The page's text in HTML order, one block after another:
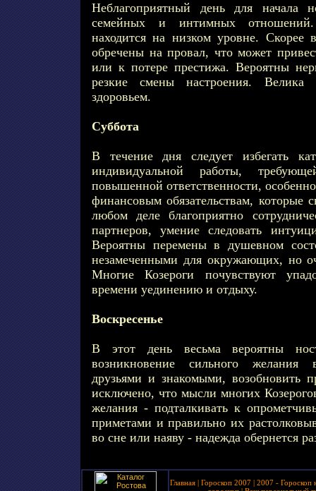
Неблагоприятный день для начала
семейных и интимных
находится на низком уровне. Скорее
обречены на провал, что может
или к потере престижа. Вероятны
резкие смены настроения. Велика
здоровьем.
Суббота
В течение дня следует избегать
индивидуальной работы,
повышенной ответственности,
финансовым обязательствам, которые
любом деле благоприятно
партнеров, умение следовать
Вероятны перемены в душевном
незамеченными для окружающих, но
Многие Козероги почувствуют
времени уединению и отдыху.
Воскресенье
В этот день весьма вероятны
возникновение сильного желания
друзьями и знакомыми, возобновить
исключено, что мысли многих
желания - подталкивать к
приметами и правильно их
во сне или наяву - надежда обернется
Главная | Гороскоп 2007 | 2007 - Гороскоп